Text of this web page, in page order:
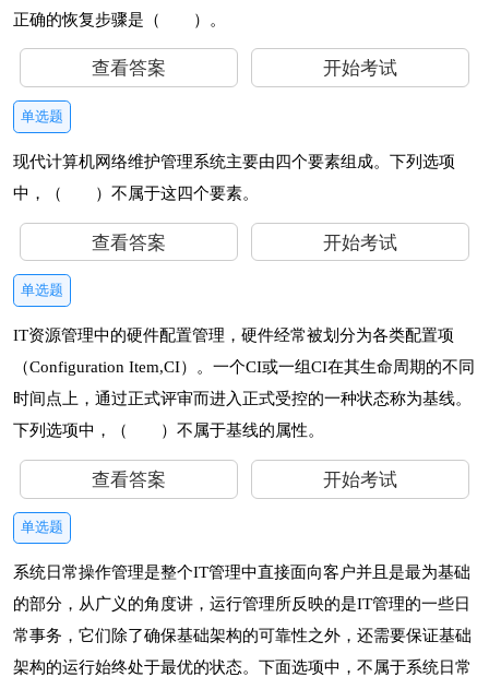
正确的恢复步骤是（ ）。
查看答案 开始考试
单选题
现代计算机网络维护管理系统主要由四个要素组成。下列选项
中，（ ）不属于这四个要素。
查看答案 开始考试
单选题
IT资源管理中的硬件配置管理，硬件经常被划分为各类配置项
（Configuration Item,CI）。一个CI或一组CI在其生命周期的不同
时间点上，通过正式评审而进入正式受控的一种状态称为基线。
下列选项中，（ ）不属于基线的属性。
查看答案 开始考试
单选题
系统日常操作管理是整个IT管理中直接面向客户并且是最为基础
的部分，从广义的角度讲，运行管理所反映的是IT管理的一些日
常事务，它们除了确保基础架构的可靠性之外，还需要保证基础
架构的运行始终处于最优的状态。下面选项中，不属于系统日常